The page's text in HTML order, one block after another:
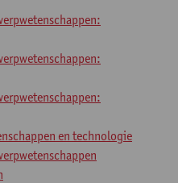
en technologie